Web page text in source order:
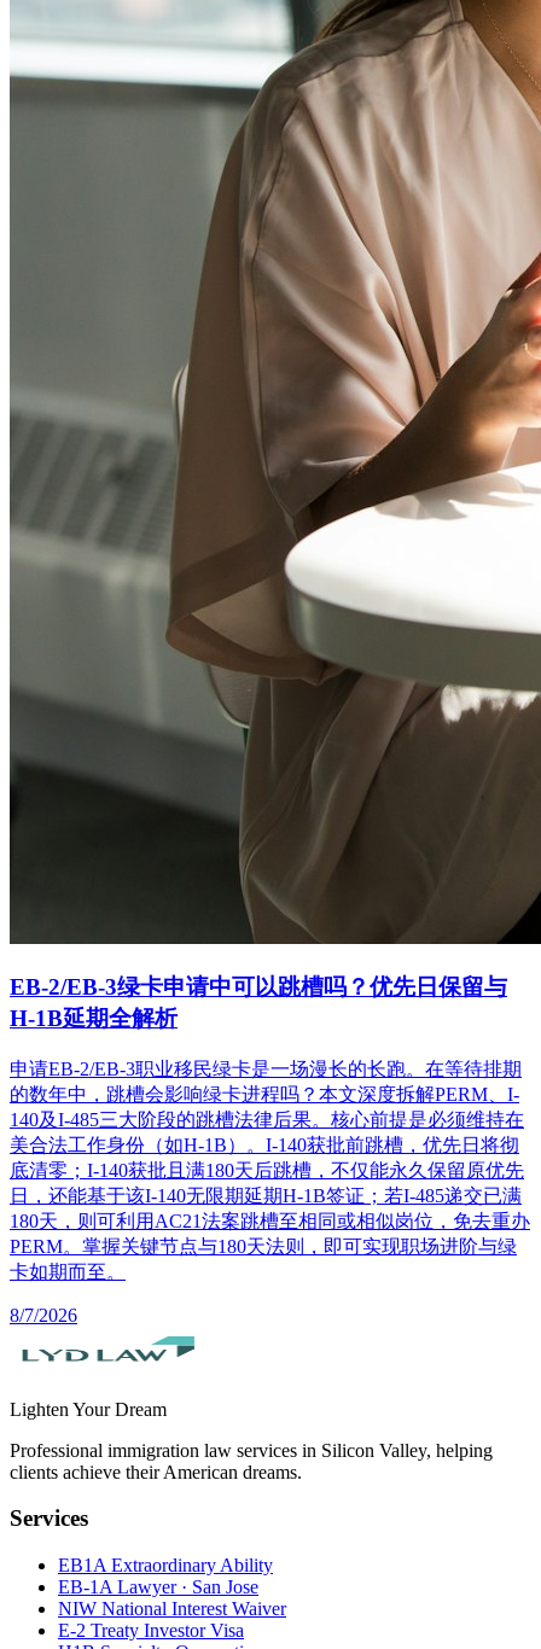
EB-2/EB-3绿卡申请中可以跳槽吗？优先日保留与
H-1B延期全解析
申请EB-2/EB-3职业移民绿卡是一场漫长的长跑。在等待排期
的数年中，跳槽会影响绿卡进程吗？本文深度拆解PERM、I-
140及I-485三大阶段的跳槽法律后果。核心前提是必须维持在
美合法工作身份（如H-1B）。I-140获批前跳槽，优先日将彻
底清零；I-140获批且满180天后跳槽，不仅能永久保留原优先
日，还能基于该I-140无限期延期H-1B签证；若I-485递交已满
180天，则可利用AC21法案跳槽至相同或相似岗位，免去重办
PERM。掌握关键节点与180天法则，即可实现职场进阶与绿
卡如期而至。
8/7/2026
Lighten Your Dream
Professional immigration law services in Silicon Valley, helping
clients achieve their American dreams.
Services
EB1A Extraordinary Ability
EB-1A Lawyer · San Jose
NIW National Interest Waiver
E-2 Treaty Investor Visa